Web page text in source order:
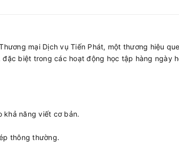
mại Dịch vụ Tiến Phát, một thương hiệu
biệt trong các hoạt động học tập hàng ngày
khả năng viết cơ bản.
thông thường.